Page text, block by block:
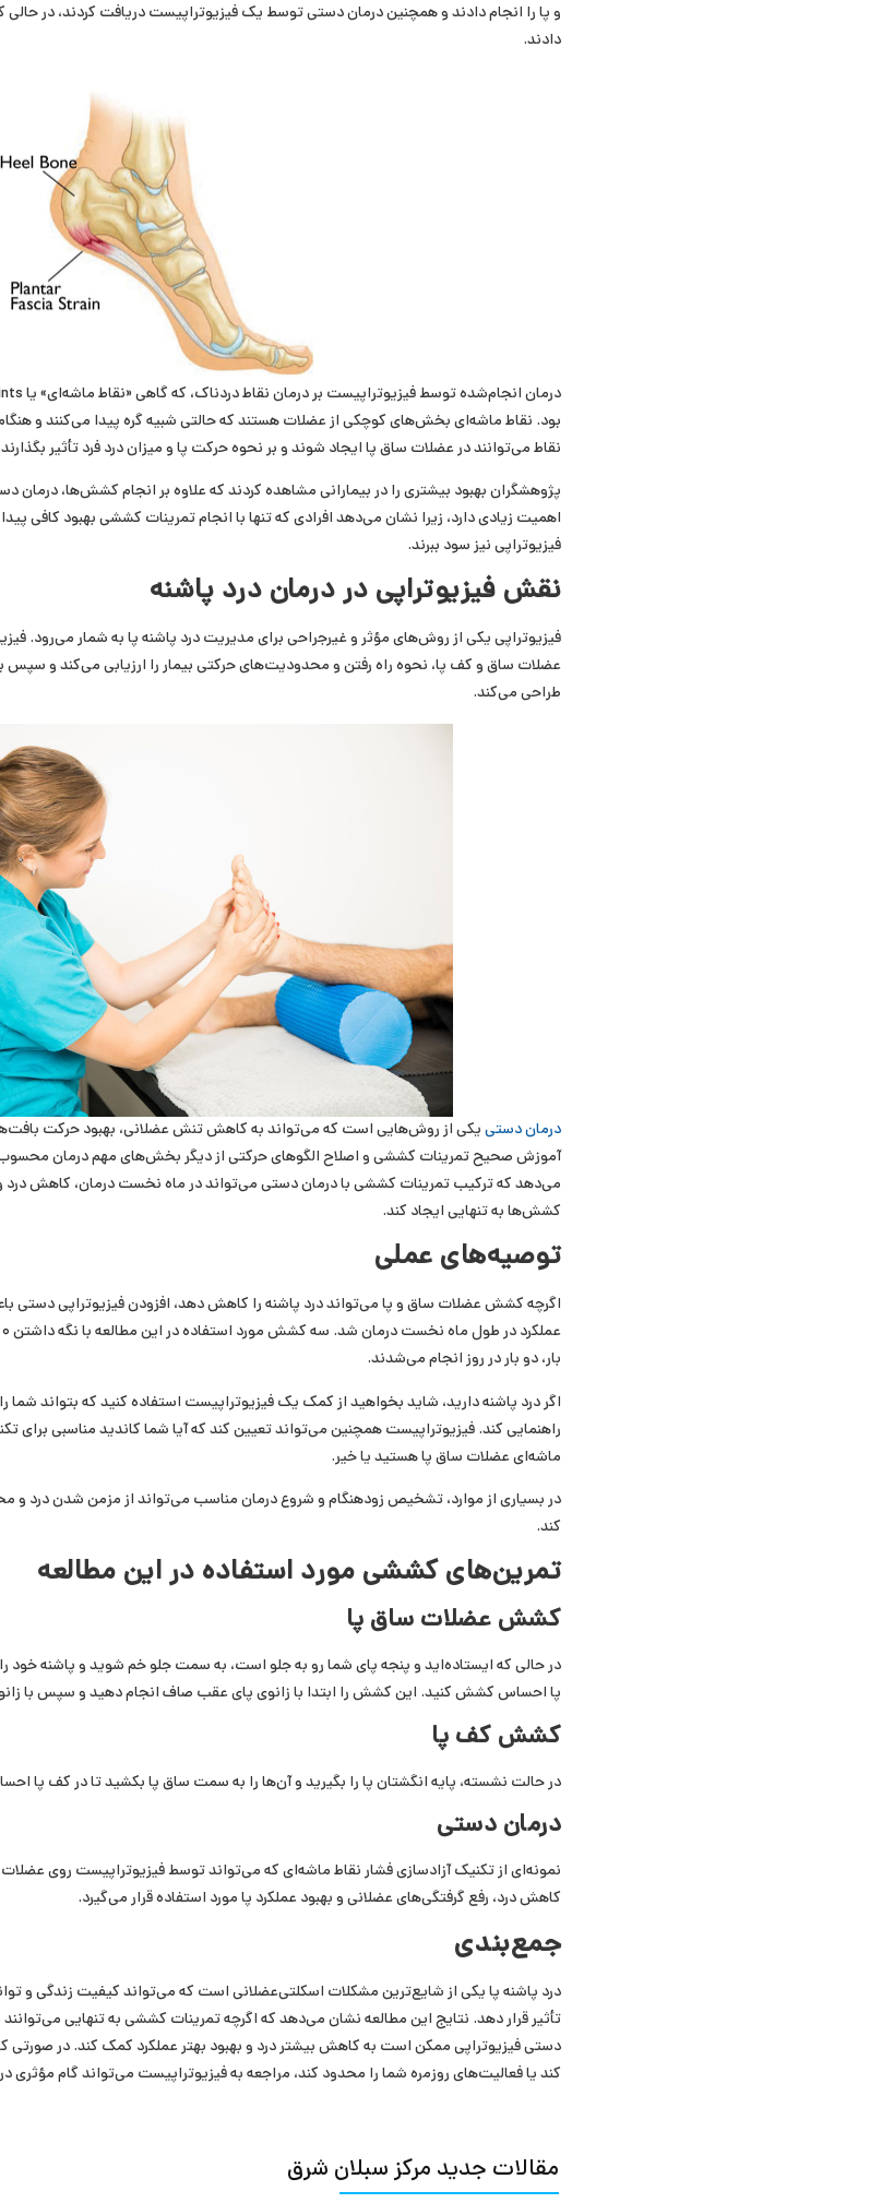
و پا را انجام دادند و همچنین درمان دستی توسط یک فیزیوتراپیست دریافت کردند، در
دادند.
بود. نقاط ماشه‌ای بخش‌های کوچکی از عضلات هستند که حالتی شبیه گره پیدا می‌کنند و
نقاط می‌توانند در عضلات ساق پا ایجاد شوند و بر نحوه حرکت پا و میزان درد فرد تأثیر
پژوهشگران بهبود بیشتری را در بیمارانی مشاهده کردند که علاوه بر انجام کشش‌ها، درمان
اهمیت زیادی دارد، زیرا نشان می‌دهد افرادی که تنها با انجام تمرینات کششی بهبود کافی
فیزیوتراپی نیز سود ببرند.
نقش فیزیوتراپی در درمان درد پاشنه
فیزیوتراپی یکی از روش‌های مؤثر و غیرجراحی برای مدیریت درد پاشنه پا به شمار می‌رود.
عضلات ساق و کف پا، نحوه راه رفتن و محدودیت‌های حرکتی بیمار را ارزیابی می‌کند و سپس
طراحی می‌کند.
درمان دستییکی از روش‌هایی است که می‌تواند به کاهش تنش عضلانی، بهبود حرکت
آموزش صحیح تمرینات کششی و اصلاح الگوهای حرکتی از دیگر بخش‌های مهم درمان محسوب
می‌دهد که ترکیب تمرینات کششی با درمان دستی می‌تواند در ماه نخست درمان، کاهش درد و
کشش‌ها به تنهایی ایجاد کند.
توصیه‌های عملی
اگرچه کشش عضلات ساق و پا می‌تواند درد پاشنه را کاهش دهد، افزودن فیزیوتراپی دستی
بار، دو بار در روز انجام می‌شدند.
اگر درد پاشنه دارید، شاید بخواهید از کمک یک فیزیوتراپیست استفاده کنید که بتواند
راهنمایی کند. فیزیوتراپیست همچنین می‌تواند تعیین کند که آیا شما کاندید مناسبی برای
ماشه‌ای عضلات ساق پا هستید یا خیر.
در بسیاری از موارد، تشخیص زودهنگام و شروع درمان مناسب می‌تواند از مزمن شدن درد و
کند.
تمرین‌های کششی مورد استفاده در این مطالعه
کشش عضلات ساق پا
در حالی که ایستاده‌اید و پنجه پای شما رو به جلو است، به سمت جلو خم شوید و پاشنه خود
پا احساس کشش کنید. این کشش را ابتدا با زانوی پای عقب صاف انجام دهید و سپس با
کشش کف پا
در حالت نشسته، پایه انگشتان پا را بگیرید و آن‌ها را به سمت ساق پا بکشید تا در کف پا
درمان دستی
نمونه‌ای از تکنیک آزادسازی فشار نقاط ماشه‌ای که می‌تواند توسط فیزیوتراپیست روی
کاهش درد، رفع گرفتگی‌های عضلانی و بهبود عملکرد پا مورد استفاده قرار می‌گیرد.
جمع‌بندی
درد پاشنه پا یکی از شایع‌ترین مشکلات اسکلتی‌عضلانی است که می‌تواند کیفیت زندگی و
تأثیر قرار دهد. نتایج این مطالعه نشان می‌دهد که اگرچه تمرینات کششی به تنهایی می‌توانند
دستی فیزیوتراپی ممکن است به کاهش بیشتر درد و بهبود بهتر عملکرد کمک کند. در صورتی
کند یا فعالیت‌های روزمره شما را محدود کند، مراجعه به فیزیوتراپیست می‌تواند گام مؤثری
مقالات جدید مرکز سبلان شرق